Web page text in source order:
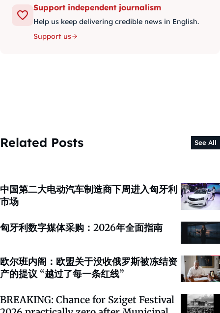
Support independent journalism
Help us keep delivering credible news in English.
Support us
Related Posts See All
中国第二大电动汽车制造商下周进入匈牙利
市场
匈牙利数字媒体采购：2026年全面指南
欧尔班内阁：欧盟关于没收俄罗斯被冻结资
产的提议 “越过了每一条红线”
BREAKING: Chance for Sziget Festival